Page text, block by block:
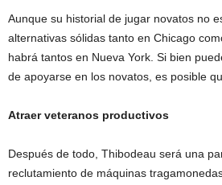
Aunque su historial de jugar novatos no
alternativas sólidas tanto en Chicago
habrá tantos en Nueva York. Si bien
de apoyarse en los novatos, es posible
Atraer veteranos productivos
Después de todo, Thibodeau será una
reclutamiento de máquinas